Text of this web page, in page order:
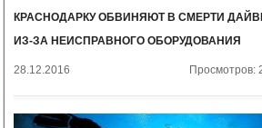
КРАСНОДАРКУ ОБВИНЯЮТ В СМЕРТИ
ИЗ-ЗА НЕИСПРАВНОГО ОБОРУДОВАНИЯ
28.12.2016 Просмотров: